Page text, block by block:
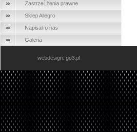
ZastrzeĹźenia prawne
Sklep Allegro
Napisali o nas
Galeria
webdesign: go3.pl